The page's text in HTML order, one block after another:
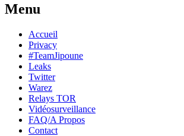
Menu
Skip
content
Accueil
Privacy
#TeamJipoune
Leaks
Twitter
Warez
Relays TOR
Vidéosurveillance
FAQ/A Propos
Contact